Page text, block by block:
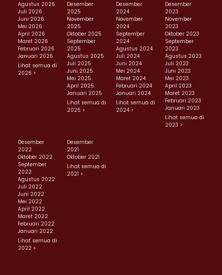
Agustus 2026
Juli 2026
Juni 2026
Mei 2026
April 2026
Maret 2026
Februari 2026
Januari 2026
Lihat semua di
2026 >
Desember
2025
November
2025
Oktober 2025
September
2025
Agustus 2025
Juli 2025
Juni 2025
Mei 2025
April 2025
Januari 2025
Lihat semua di
2025 >
Desember
2024
November
2024
September
2024
Agustus 2024
Juli 2024
Juni 2024
Mei 2024
Maret 2024
Februari 2024
Januari 2024
Lihat semua di
2024 >
Desember
2023
November
2023
Oktober 2023
September
2023
Agustus 2023
Juli 2023
Juni 2023
Mei 2023
April 2023
Maret 2023
Februari 2023
Januari 2023
Lihat semua di
2023 >
Desember
2022
Oktober 2022
September
2022
Agustus 2022
Juli 2022
Juni 2022
Mei 2022
April 2022
Maret 2022
Februari 2022
Januari 2022
Lihat semua di
2022 >
Desember
2021
Oktober 2021
Lihat semua di
2021 >